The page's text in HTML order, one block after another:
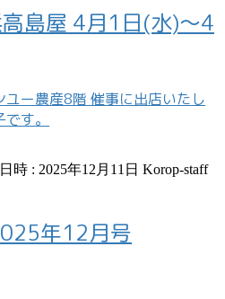
高島屋 4月1日(水)～4
ー農産8階 催事に出店いたし
す。
時 : 2025年12月11日 Korop-staff
年12月号